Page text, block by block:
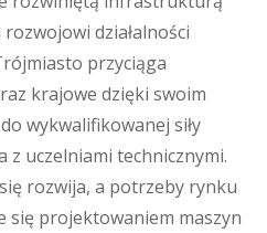
działalności
przyciąga
krajowe dzięki swoim
wykwalifikowanej siły
z uczelniami technicznymi.
rozwija, a potrzeby rynku
się projektowaniem maszyn